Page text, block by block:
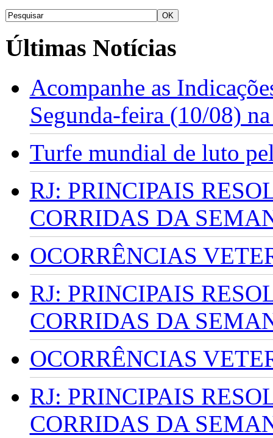
Últimas Notícias
Acompanhe as
Segunda-feira (10/08)
Turfe mundial de luto
RJ: PRINCIPAIS
CORRIDAS DA
OCORRÊNCIAS
RJ: PRINCIPAIS
CORRIDAS DA
OCORRÊNCIAS
RJ: PRINCIPAIS
CORRIDAS DA